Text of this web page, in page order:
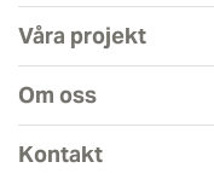
Våra projekt
Om oss
Kontakt